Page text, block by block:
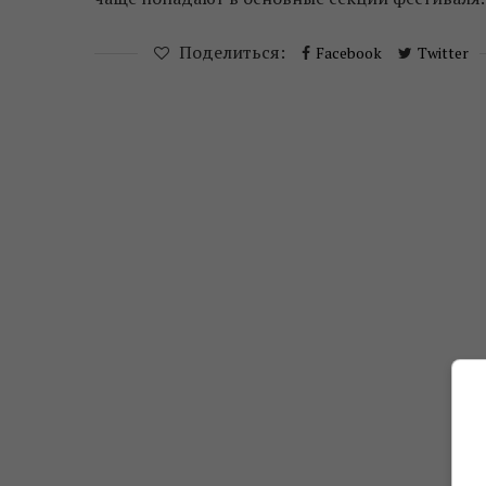
Поделиться: Facebook Twitter